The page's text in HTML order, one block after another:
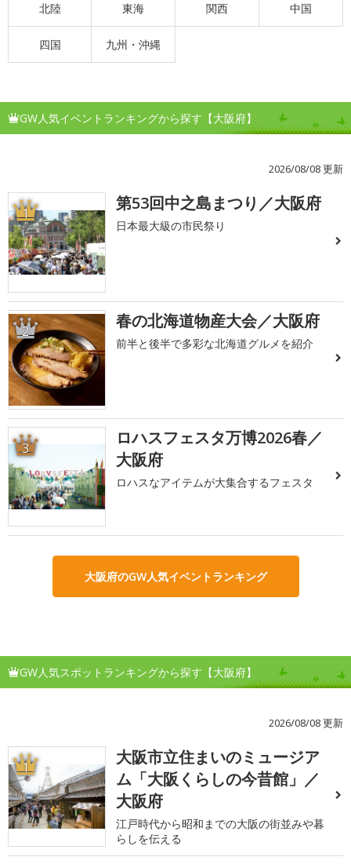
北陸 東海 関西 中国
四国 九州・沖縄
GW人気イベントランキングから探す【大阪府】
2026/08/08 更新
1 第53回中之島まつり／大阪府
日本最大級の市民祭り
2 春の北海道物産大会／大阪府
前半と後半で多彩な北海道グルメを紹介
3
ロハスフェスタ万博2026春／
大阪府
ロハスなアイテムが大集合するフェスタ
大阪府のGW人気イベントランキング
GW人気スポットランキングから探す【大阪府】
2026/08/08 更新
1
大阪市立住まいのミュージア
ム「大阪くらしの今昔館」／
大阪府
江戸時代から昭和までの大阪の街並みや暮
らしを伝える